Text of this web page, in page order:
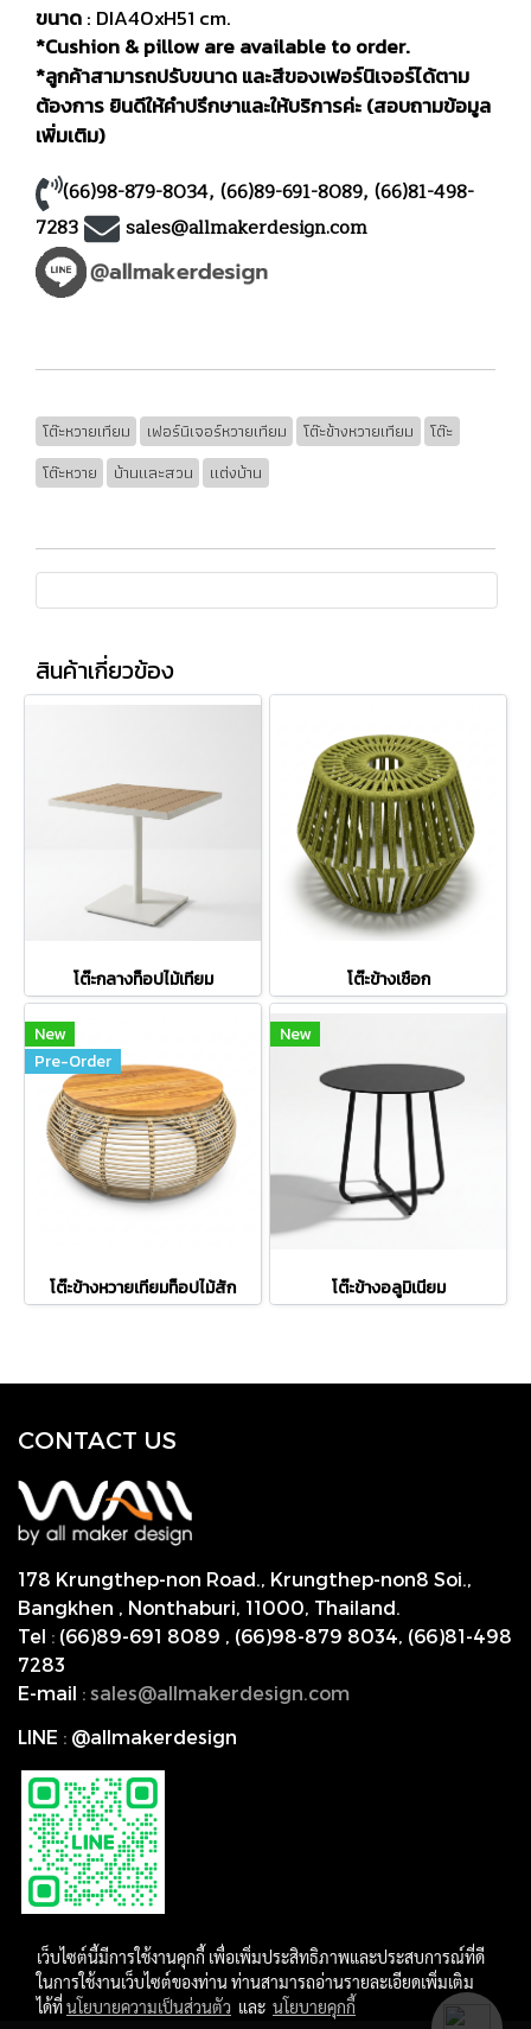
ขนาด: DIA40xH51 cm.
*Cushion & pillow are available to order.
*ลูกค้าสามารถปรับขนาด และสีของเฟอร์นิเจอร์ได้ตาม
ต้องการ ยินดีให้คำปรึกษาและให้บริการค่ะ (สอบถามข้อมูล
เพิ่มเติม)
(66)98-879-8034, (66)89-691-8089, (66)81-498-
7283
sales@allmakerdesign.com
โต๊ะหวายเทียม เฟอร์นิเจอร์หวายเทียม โต๊ะข้างหวายเทียม
โต๊ะ
โต๊ะหวาย
บ้านและสวน แต่งบ้าน
สินค้าเกี่ยวข้อง
โต๊ะกลางท็อปไม้เทียม โต๊ะข้างเชือก
New
Pre-Order
โต๊ะข้างหวายเทียมท็อปไม้สัก
New
โต๊ะข้างอลูมิเนียม
CONTACT US
178 Krungthep-non Road., Krungthep-non8 Soi.,
Bangkhen , Nonthaburi, 11000, Thailand.
Tel : (66)89-691 8089 , (66)98-879 8034, (66)81-498
7283
E-mail : sales@allmakerdesign.com
LINE : @allmakerdesign
เว็บไซต์นี้มีการใช้งานคุกกี้ เพื่อเพิ่มประสิทธิภาพและประสบการณ์ที่ดี
ในการใช้งานเว็บไซต์ของท่าน ท่านสามารถอ่านรายละเอียดเพิ่มเติม
ได้ที่นโยบายความเป็นส่วนตัว และ นโยบายคุกกี้